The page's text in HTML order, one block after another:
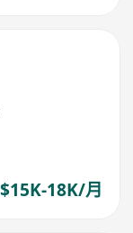
$15K-18K/月